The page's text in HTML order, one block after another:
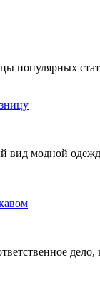
популярных
модной